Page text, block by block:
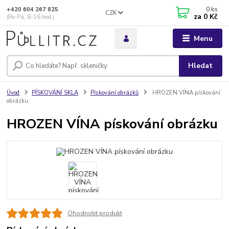
Menu
CZK
Hledat
+420 604 267 825
(Po-Pá, 8-16 hod.)
0 ks
za 0 Kč
Úvod PÍSKOVÁNÍ SKLA Pískování obrázků
HROZEN VÍNA pískování
obrázku
HROZEN VÍNA pískování obrázku
Ohodnotit produkt